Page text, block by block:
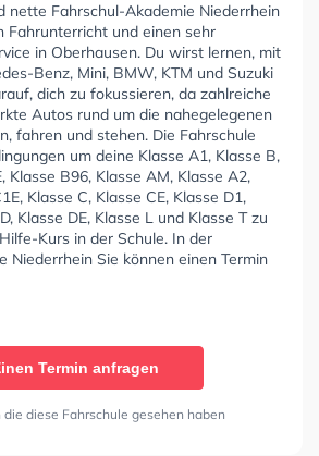
nette Fahrschul-Akademie Niederrhein
Fahrunterricht und einen sehr
in Oberhausen. Du wirst lernen, mit
Benz, Mini, BMW, KTM und Suzuki
dich zu fokussieren, da zahlreiche
Autos rund um die nahegelegenen
fahren und stehen. Die Fahrschule
um deine Klasse A1, Klasse B,
Klasse B96, Klasse AM, Klasse A2,
Klasse C, Klasse CE, Klasse D1,
Klasse DE, Klasse L und Klasse T zu
Kurs in der Schule. In der
Niederrhein Sie können einen Termin
Termin anfragen
die diese Fahrschule gesehen haben